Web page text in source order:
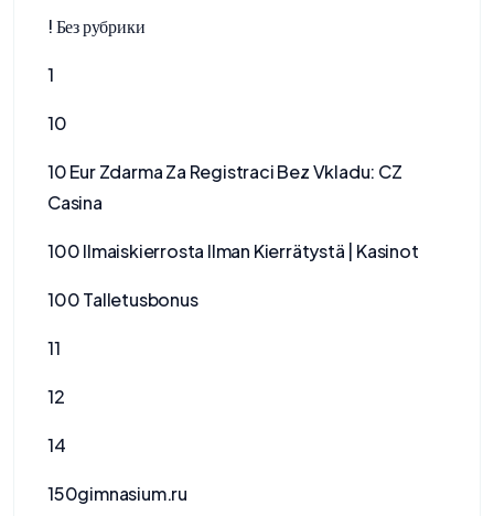
! Без рубрики
1
10
10 Eur Zdarma Za Registraci Bez Vkladu: CZ
Casina
100 Ilmaiskierrosta Ilman Kierrätystä | Kasinot
100 Talletusbonus
11
12
14
150gimnasium.ru